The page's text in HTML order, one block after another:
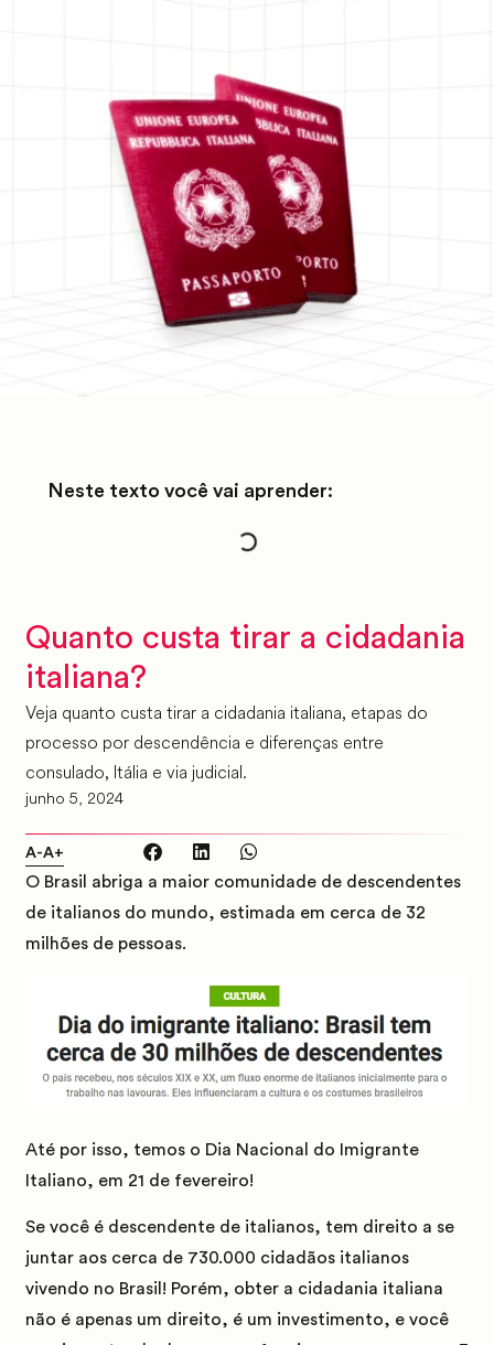
Quanto custa tirar a cidadania
italiana?
Veja quanto custa tirar a cidadania italiana, etapas do
processo por descendência e diferenças entre
consulado, Itália e via judicial.
junho 5, 2024
A-A+
O Brasil abriga a maior comunidade de descendentes
de italianos do mundo, estimada em cerca de 32
milhões de pessoas.
Até por isso, temos o Dia Nacional do Imigrante
Italiano, em 21 de fevereiro!
Se você é descendente de italianos, tem direito a se
juntar aos cerca de 730.000 cidadãos italianos
vivendo no Brasil! Porém, obter a cidadania italiana
não é apenas um direito, é um investimento, e você
Neste texto você vai aprender: